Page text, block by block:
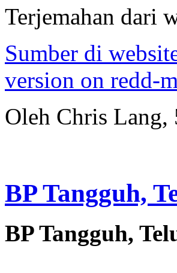
Terjemahan dari
Sumber di
version on redd-
Oleh Chris Lang,
BP Tangguh,
BP Tangguh,